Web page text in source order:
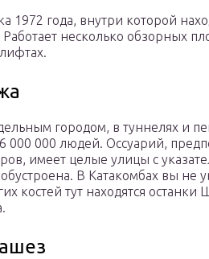
1972 года, внутри которой
несколько обзорных
городом, в туннелях и
000 000 людей. Оссуарий,
имеет целые улицы с
В Катакомбах вы не
костей тут находятся